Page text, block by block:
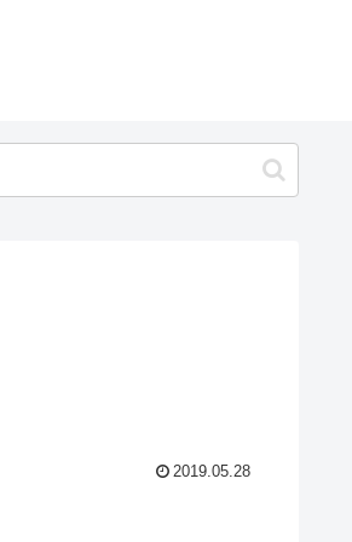
2019.05.28